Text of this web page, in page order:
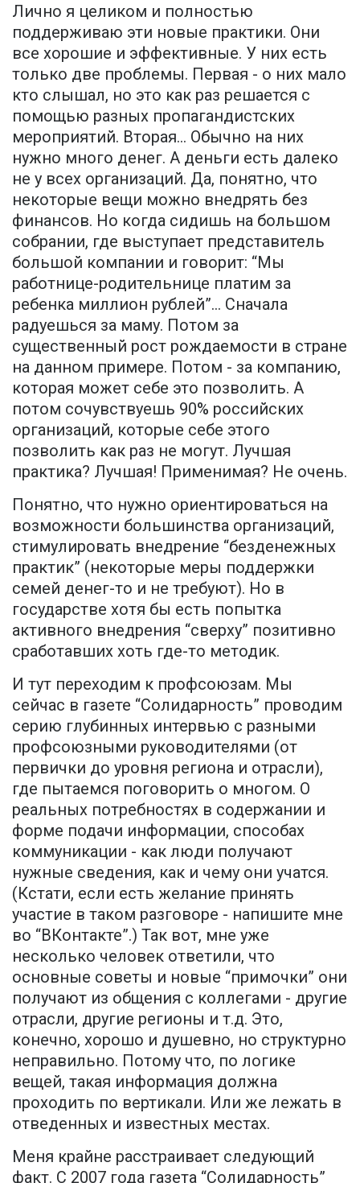
Лично я целиком и полностью
поддерживаю эти новые практики. Они
все хорошие и эффективные. У них есть
только две проблемы. Первая - о них мало
кто слышал, но это как раз решается с
помощью разных пропагандистских
мероприятий. Вторая… Обычно на них
нужно много денег. А деньги есть далеко
не у всех организаций. Да, понятно, что
некоторые вещи можно внедрять без
финансов. Но когда сидишь на большом
собрании, где выступает представитель
большой компании и говорит: “Мы
работнице-родительнице платим за
ребенка миллион рублей”… Сначала
радуешься за маму. Потом за
существенный рост рождаемости в стране
на данном примере. Потом - за компанию,
которая может себе это позволить. А
потом сочувствуешь 90% российских
организаций, которые себе этого
позволить как раз не могут. Лучшая
практика? Лучшая! Применимая? Не очень.
Понятно, что нужно ориентироваться на
возможности большинства организаций,
стимулировать внедрение “безденежных
практик” (некоторые меры поддержки
семей денег-то и не требуют). Но в
государстве хотя бы есть попытка
активного внедрения “сверху” позитивно
сработавших хоть где-то методик.
И тут переходим к профсоюзам. Мы
сейчас в газете “Солидарность” проводим
серию глубинных интервью с разными
профсоюзными руководителями (от
первички до уровня региона и отрасли),
где пытаемся поговорить о многом. О
реальных потребностях в содержании и
форме подачи информации, способах
коммуникации - как люди получают
нужные сведения, как и чему они учатся.
(Кстати, если есть желание принять
участие в таком разговоре - напишите мне
во “ВКонтакте”.) Так вот, мне уже
несколько человек ответили, что
основные советы и новые “примочки” они
получают из общения с коллегами - другие
отрасли, другие регионы и т.д. Это,
конечно, хорошо и душевно, но структурно
неправильно. Потому что, по логике
вещей, такая информация должна
проходить по вертикали. Или же лежать в
отведенных и известных местах.
Меня крайне расстраивает следующий
факт. С 2007 года газета “Солидарность”